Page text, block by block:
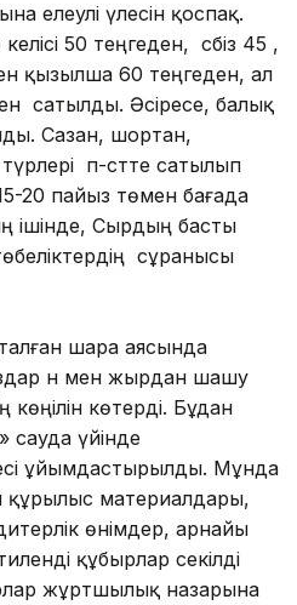
елеулі үлесін қоспақ.
50 теңгеден, сәбіз 45 ,
қызылша 60 теңгеден, ал
сатылды. Әсіресе, балық
Сазан, шортан,
әп-сәтте сатылып
20 пайыз төмен бағада
ішінде, Сырдың басты
сұранысы
шара аясында
ән мен жырдан шашу
көтерді. Бұдан
сауда үйінде
ұйымдастырылды. Мұнда
құрылыс материалдары,
өнімдер, арнайы
құбырлар секілді
жұртшылық назарына